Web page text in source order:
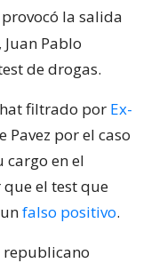
la salida
Pablo
de drogas.
filtrado por Ex-
por el caso
cargo en el
el test que
falso positivo.
republicano